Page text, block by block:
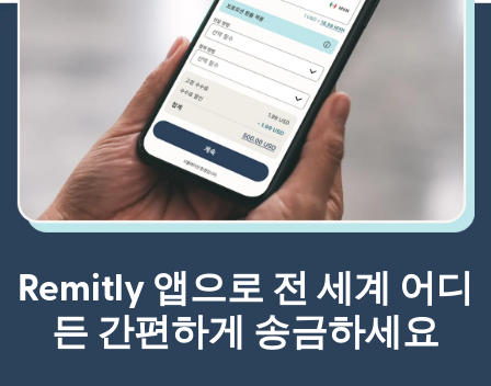
Remitly 앱으로 전 세계 어디
든 간편하게 송금하세요